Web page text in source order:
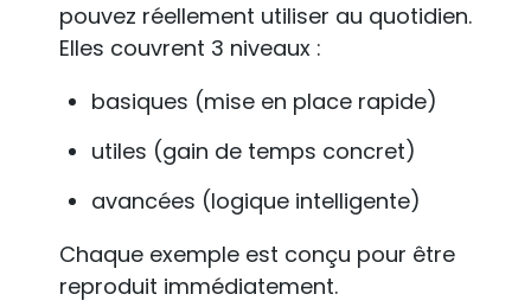
pouvez réellement utiliser au quotidien.
Elles couvrent 3 niveaux :
basiques (mise en place rapide)
utiles (gain de temps concret)
avancées (logique intelligente)
Chaque exemple est conçu pour être
reproduit immédiatement.